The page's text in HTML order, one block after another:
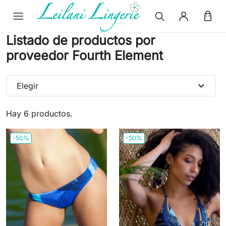
Listado de productos por
proveedor Fourth Element
Hay 6 productos.
Elegir expand_more
-50% -50%